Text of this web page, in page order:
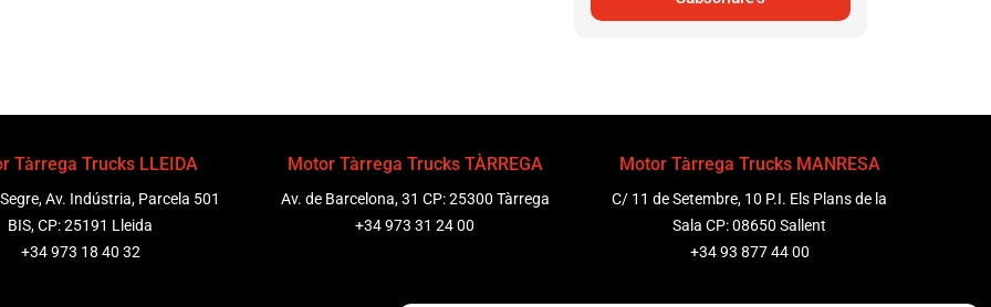
Tàrrega Trucks LLEIDA
Av. Indústria, Parcela 501
BIS, CP: 25191 Lleida
+34 973 18 40 32
Motor Tàrrega Trucks TÀRREGA
Av. de Barcelona, 31 CP: 25300 Tàrrega
+34 973 31 24 00
Motor Tàrrega Trucks MANRESA
C/ 11 de Setembre, 10 P.I. Els Plans de la
Sala CP: 08650 Sallent
+34 93 877 44 00